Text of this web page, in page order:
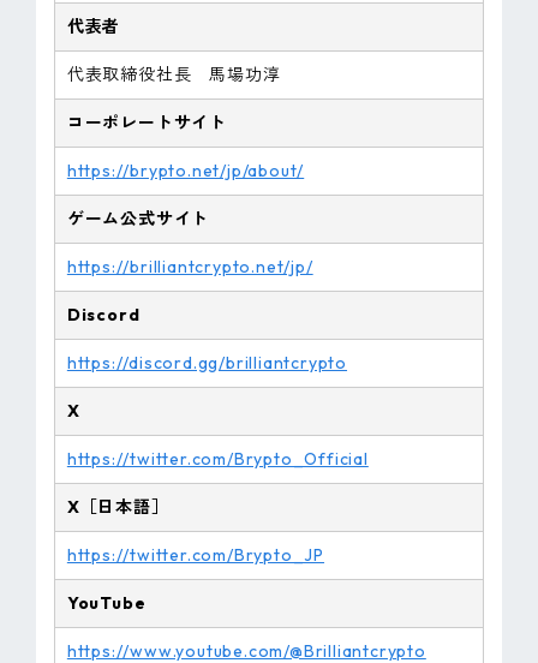
代表者
代表取締役社長 馬場功淳
コーポレートサイト
https://brypto.net/jp/about/
ゲーム公式サイト
https://brilliantcrypto.net/jp/
Discord
https://discord.gg/brilliantcrypto
X
https://twitter.com/Brypto_Official
X［日本語］
https://twitter.com/Brypto_JP
YouTube
https://www.youtube.com/@Brilliantcrypto